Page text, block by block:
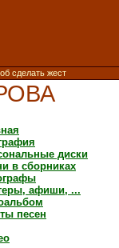
сделать жест
диски
в сборниках
афиши, ...
песен